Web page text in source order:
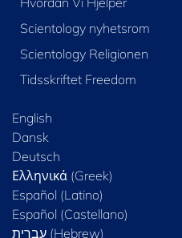
Scientology nyhetsrom
Scientology Religionen
Tidsskriftet Freedom
English
Dansk
Deutsch
Ελληνικά (Greek)
Español (Latino)
Español (Castellano)